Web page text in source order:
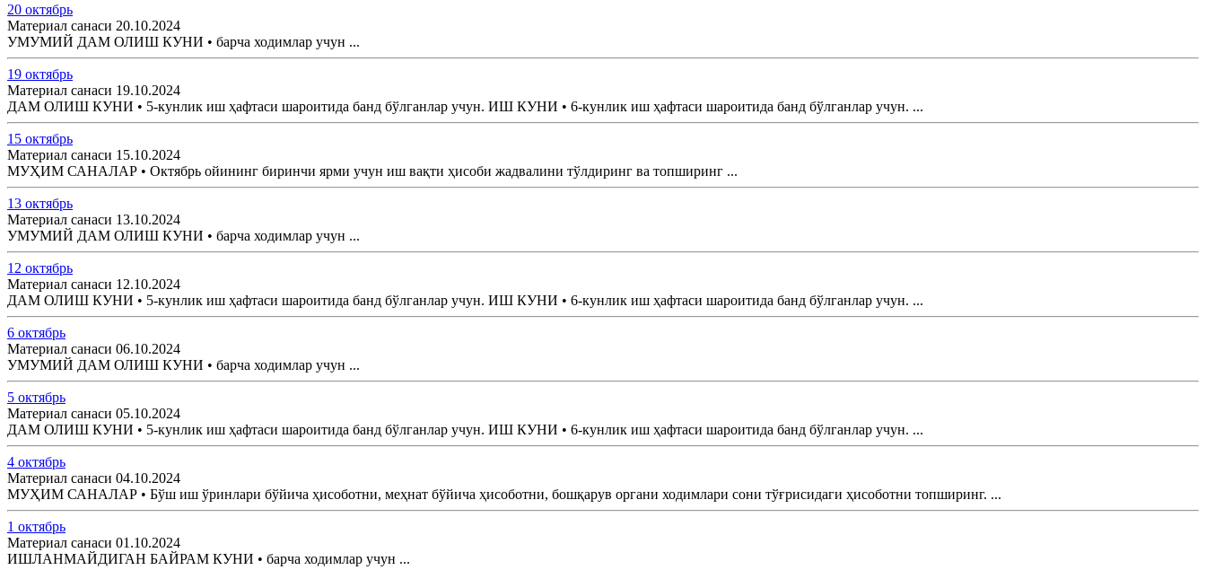
20 октябрь
Материал санаси 20.10.2024
УМУМИЙ ДАМ ОЛИШ КУНИ • барча ходимлар учун ...
19 октябрь
Материал санаси 19.10.2024
ДАМ ОЛИШ КУНИ • 5-кунлик иш ҳафтаси шароитида банд бўлганлар учун. ИШ КУНИ • 6-кунлик иш ҳафтаси шароитида банд бўлганлар учун. ...
15 октябрь
Материал санаси 15.10.2024
МУҲИМ САНАЛАР • Октябрь ойининг биринчи ярми учун иш вақти ҳисоби жадвалини тўлдиринг ва топширинг ...
13 октябрь
Материал санаси 13.10.2024
УМУМИЙ ДАМ ОЛИШ КУНИ • барча ходимлар учун ...
12 октябрь
Материал санаси 12.10.2024
ДАМ ОЛИШ КУНИ • 5-кунлик иш ҳафтаси шароитида банд бўлганлар учун. ИШ КУНИ • 6-кунлик иш ҳафтаси шароитида банд бўлганлар учун. ...
6 октябрь
Материал санаси 06.10.2024
УМУМИЙ ДАМ ОЛИШ КУНИ • барча ходимлар учун ...
5 октябрь
Материал санаси 05.10.2024
ДАМ ОЛИШ КУНИ • 5-кунлик иш ҳафтаси шароитида банд бўлганлар учун. ИШ КУНИ • 6-кунлик иш ҳафтаси шароитида банд бўлганлар учун. ...
4 октябрь
Материал санаси 04.10.2024
МУҲИМ САНАЛАР • Бўш иш ўринлари бўйича ҳисоботни, меҳнат бўйича ҳисоботни, бошқарув органи ходимлари сони тўғрисидаги ҳисоботни топширинг. ...
1 октябрь
Материал санаси 01.10.2024
ИШЛАНМАЙДИГАН БАЙРАМ КУНИ • барча ходимлар учун ...